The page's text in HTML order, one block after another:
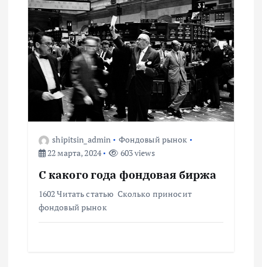
м
shipitsin_admin
Фондовый рынок
22 марта, 2024
603 views
С какого года фондовая биржа
1602 Читать статью Сколько приносит
фондовый рынок